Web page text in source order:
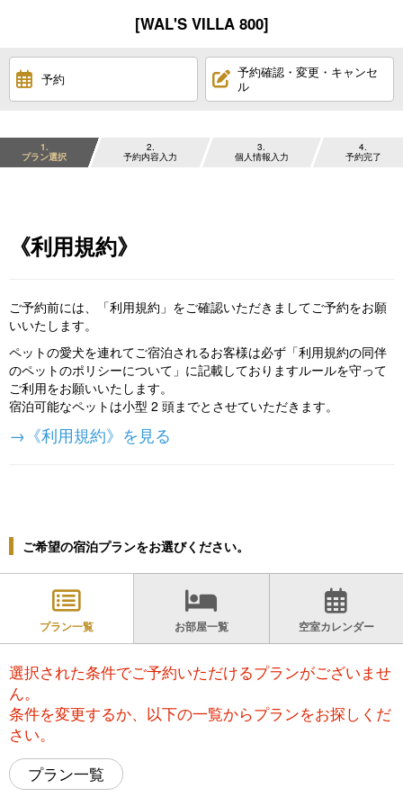
[WAL'S VILLA 800]
予約
予約確認・変更・キャンセ
ル
1
プラン選択
2
予約内容入力
3
個人情報入力
4
予約完了
《利用規約》
ご予約前には、「利用規約」をご確認いただきましてご予約をお願
いいたします。
ペットの愛犬を連れてご宿泊されるお客様は必ず「利用規約の同伴
のペットのポリシーについて」に記載しておりますルールを守って
ご利用をお願いいたします。
宿泊可能なペットは小型 2 頭までとさせていただきます。
→《利用規約》を見る
ご希望の宿泊プランをお選びください。
プラン一覧 お部屋一覧 空室カレンダー
選択された条件でご予約いただけるプランがございませ
ん。
条件を変更するか、以下の一覧からプランをお探しくだ
さい。
プラン一覧